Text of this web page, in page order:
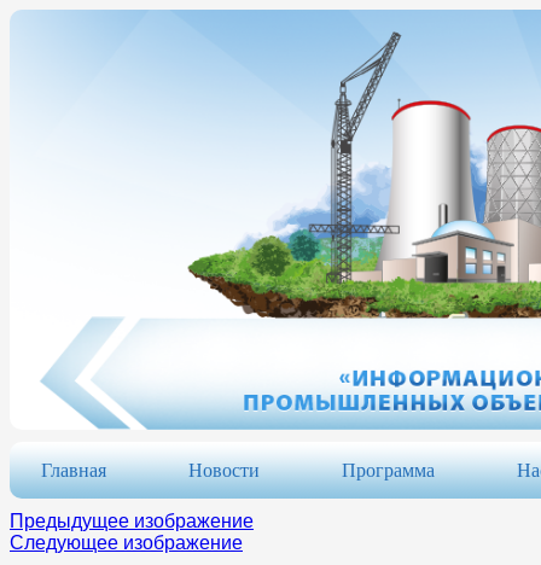
Главная Новости Программа
Предыдущее изображение
Следующее изображение